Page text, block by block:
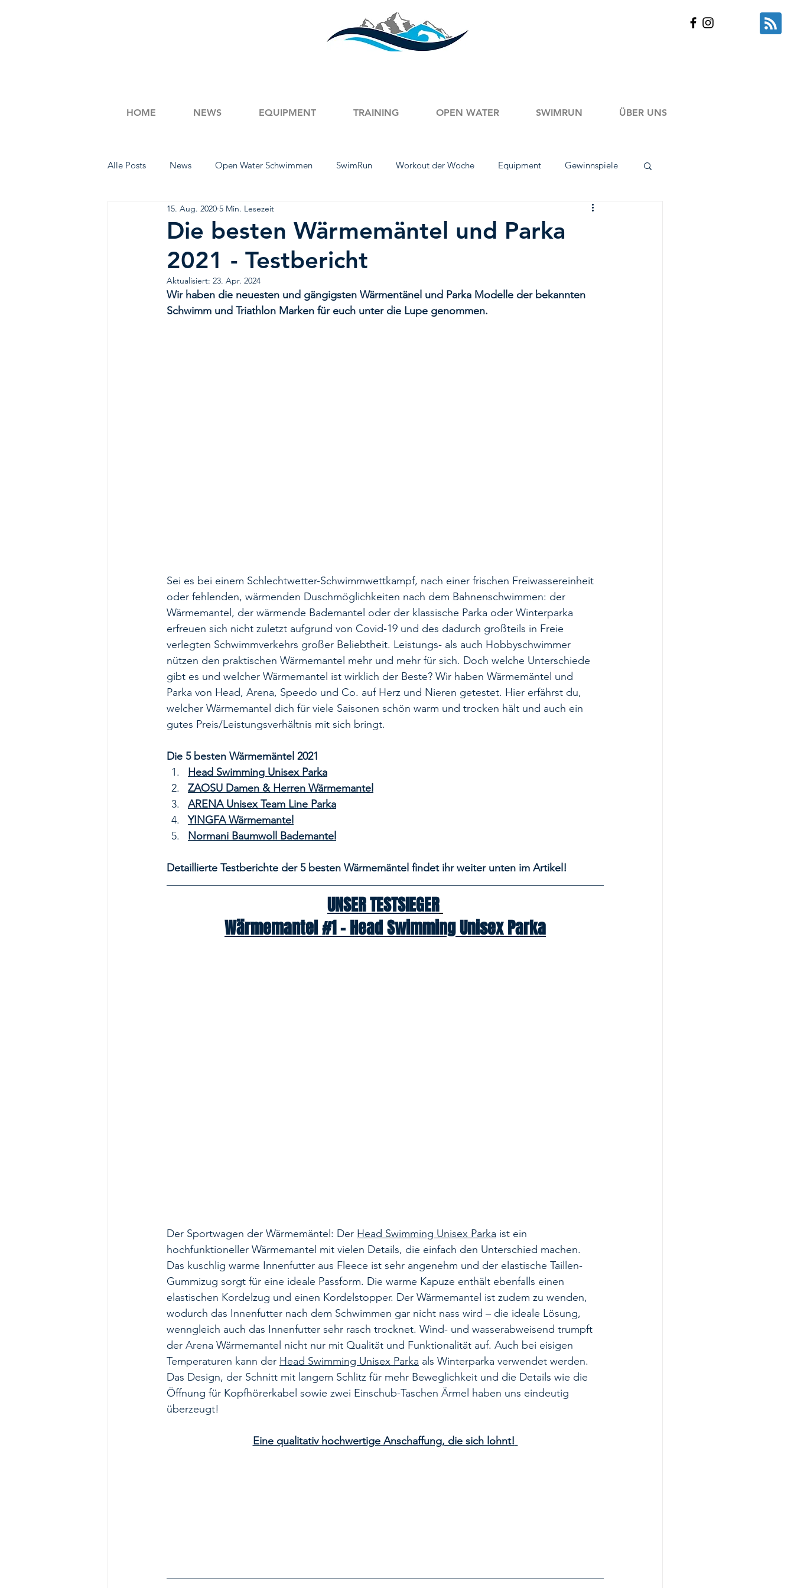
HOME NEWS EQUIPMENT TRAINING OPEN WATER SWIMRUN ÜBER UNS
Alle Posts News Open Water Schwimmen SwimRun Workout der Woche Equipment Gewinnspiele
Workout Wednesday Schwimm-Tipps
Die besten Wärmemäntel und Parka
2021 - Testbericht
15. Aug. 2020 5 Min. Lesezeit
Aktualisiert: 23. Apr. 2024
Wir haben die neuesten und gängigsten Wärmentänel und Parka Modelle der bekannten
Schwimm und Triathlon Marken für euch unter die Lupe genommen.
Sei es bei einem Schlechtwetter-Schwimmwettkampf, nach einer frischen Freiwassereinheit
oder fehlenden, wärmenden Duschmöglichkeiten nach dem Bahnenschwimmen: der
Wärmemantel, der wärmende Bademantel oder der klassische Parka oder Winterparka
erfreuen sich nicht zuletzt aufgrund von Covid-19 und des dadurch großteils in Freie
verlegten Schwimmverkehrs großer Beliebtheit. Leistungs- als auch Hobbyschwimmer
nützen den praktischen Wärmemantel mehr und mehr für sich. Doch welche Unterschiede
gibt es und welcher Wärmemantel ist wirklich der Beste? Wir haben Wärmemäntel und
Parka von Head, Arena, Speedo und Co. auf Herz und Nieren getestet. Hier erfährst du,
welcher Wärmemantel dich für viele Saisonen schön warm und trocken hält und auch ein
gutes Preis/Leistungsverhältnis mit sich bringt.
Die 5 besten Wärmemäntel 2021
Head Swimming Unisex Parka
ZAOSU Damen & Herren Wärmemantel
ARENA Unisex Team Line Parka
YINGFA Wärmemantel
Normani Baumwoll Bademantel
Detaillierte Testberichte der 5 besten Wärmemäntel findet ihr weiter unten im Artikel!
UNSER TESTSIEGER
Wärmemantel #1 – Head Swimming Unisex Parka
Der Sportwagen der Wärmemäntel: Der Head Swimming Unisex Parka ist ein
hochfunktioneller Wärmemantel mit vielen Details, die einfach den Unterschied machen.
Das kuschlig warme Innenfutter aus Fleece ist sehr angenehm und der elastische Taillen-
Gummizug sorgt für eine ideale Passform. Die warme Kapuze enthält ebenfalls einen
elastischen Kordelzug und einen Kordelstopper. Der Wärmemantel ist zudem zu wenden,
wodurch das Innenfutter nach dem Schwimmen gar nicht nass wird – die ideale Lösung,
wenngleich auch das Innenfutter sehr rasch trocknet. Wind- und wasserabweisend trumpft
der Arena Wärmemantel nicht nur mit Qualität und Funktionalität auf. Auch bei eisigen
Temperaturen kann der Head Swimming Unisex Parka als Winterparka verwendet werden.
Das Design, der Schnitt mit langem Schlitz für mehr Beweglichkeit und die Details wie die
Öffnung für Kopfhörerkabel sowie zwei Einschub-Taschen Ärmel haben uns eindeutig
überzeugt!
Eine qualitativ hochwertige Anschaffung, die sich lohnt!